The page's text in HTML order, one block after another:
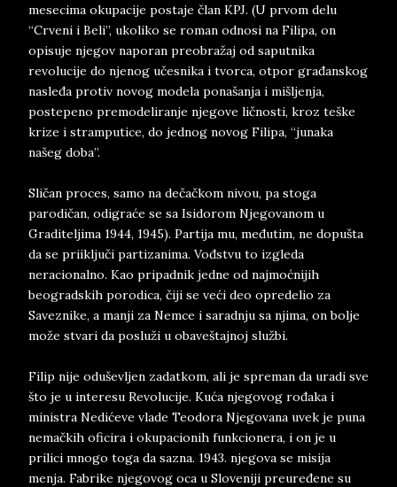
mesecima okupacije postaje član KPJ. (U prvom delu
“Crveni i Beli”, ukoliko se roman odnosi na Filipa, on
opisuje njegov naporan preobražaj od saputnika
revolucije do njenog učesnika i tvorca, otpor građanskog
nasleđa protiv novog modela ponašanja i mišljenja,
postepeno premodeliranje njegove ličnosti, kroz teške
krize i stramputice, do jednog novog Filipa, “junaka
našeg doba”.
Sličan proces, samo na dečačkom nivou, pa stoga
parodičan, odigraće se sa Isidorom Njegovanom u
Graditeljima 1944, 1945). Partija mu, međutim, ne dopušta
da se priiključi partizanima. Vođstvu to izgleda
neracionalno. Kao pripadnik jedne od najmoćnijih
beogradskih porodica, čiji se veći deo opredelio za
Saveznike, a manji za Nemce i saradnju sa njima, on bolje
može stvari da posluži u obaveštajnoj službi.
Filip nije oduševljen zadatkom, ali je spreman da uradi sve
što je u interesu Revolucije. Kuća njegovog rođaka i
ministra Nedićeve vlade Teodora Njegovana uvek je puna
nemačkih oficira i okupacionih funkcionera, i on je u
prilici mnogo toga da sazna. 1943. njegova se misija
menja. Fabrike njegovog oca u Sloveniji preuređene su